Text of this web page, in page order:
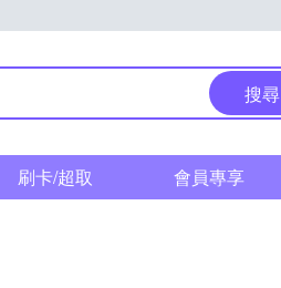
搜尋
刷卡/超取 會員專享